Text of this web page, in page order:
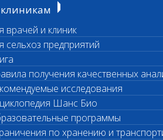
врачей и клиник
сельхоз предприятий
получения качественных
исследования
Шанс Био
программы
по хранению и